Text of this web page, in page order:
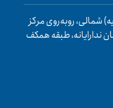
شمالی، روبه‌روی مرکز